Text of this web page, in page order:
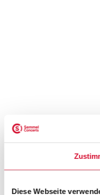
Diese Webseite